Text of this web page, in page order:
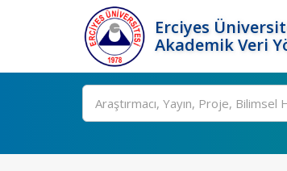
Erciyes
Akademik Veri
Ara